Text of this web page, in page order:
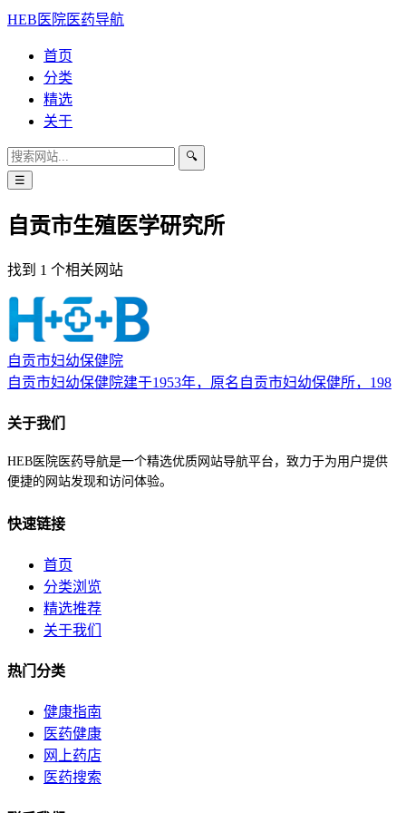
HEB医院医药导航
首页
分类
精选
关于
🔍
☰
自贡市生殖医学研究所
找到 1 个相关网站
自贡市妇幼保健院
自贡市妇幼保健院建于1953年，原名自贡市妇幼保健所，198
关于我们
HEB医院医药导航是一个精选优质网站导航平台，致力于为用户提供
便捷的网站发现和访问体验。
快速链接
首页
分类浏览
精选推荐
关于我们
热门分类
健康指南
医药健康
网上药店
医药搜索